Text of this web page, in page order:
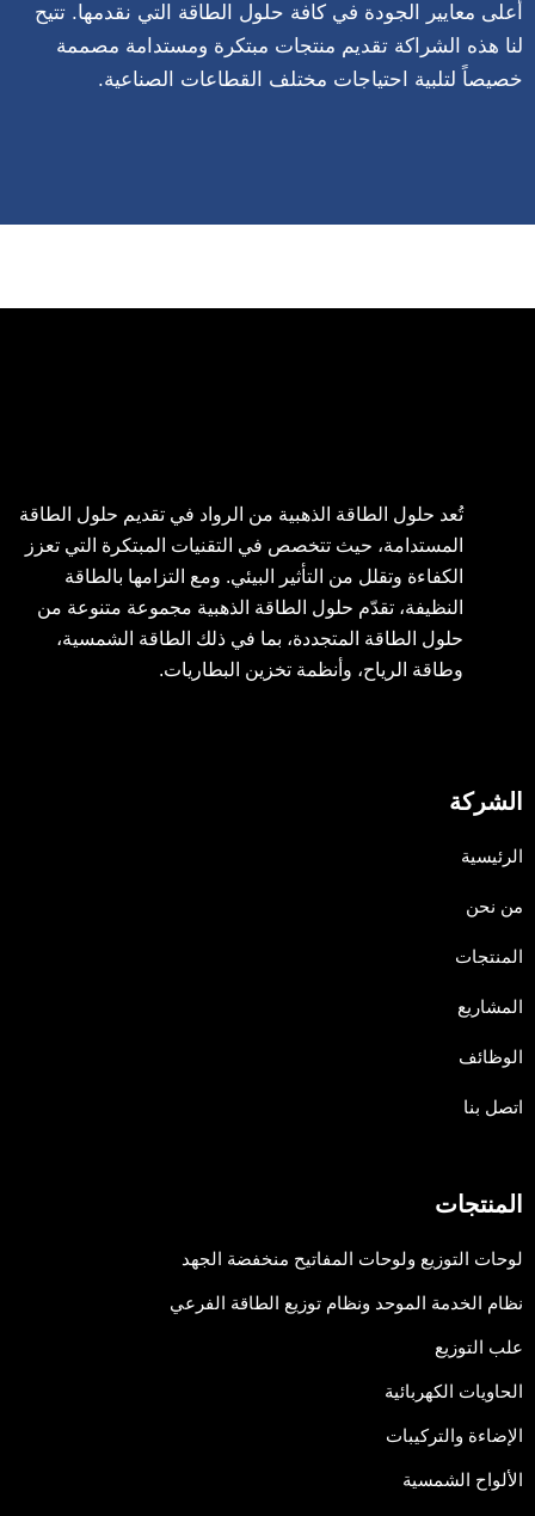
أعلى معايير الجودة في كافة حلول الطاقة التي نقدمها. تتيح
لنا هذه الشراكة تقديم منتجات مبتكرة ومستدامة مصممة
خصيصاً لتلبية احتياجات مختلف القطاعات الصناعية.
تُعد حلول الطاقة الذهبية من الرواد في تقديم حلول الطاقة
المستدامة، حيث تتخصص في التقنيات المبتكرة التي تعزز
الكفاءة وتقلل من التأثير البيئي. ومع التزامها بالطاقة
النظيفة، تقدّم حلول الطاقة الذهبية مجموعة متنوعة من
حلول الطاقة المتجددة، بما في ذلك الطاقة الشمسية،
وطاقة الرياح، وأنظمة تخزين البطاريات.
الشركة
الرئيسية
من نحن
المنتجات
المشاريع
الوظائف
اتصل بنا
المنتجات
لوحات التوزيع ولوحات المفاتيح منخفضة الجهد
نظام الخدمة الموحد ونظام توزيع الطاقة الفرعي
علب التوزيع
الحاويات الكهربائية
الإضاءة والتركيبات
الألواح الشمسية